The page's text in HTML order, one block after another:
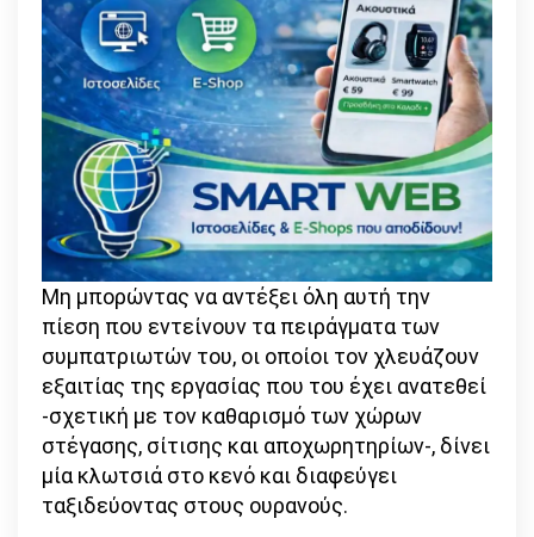
Μη μπορώντας να αντέξει όλη αυτή την
πίεση που εντείνουν τα πειράγματα των
συμπατριωτών του, οι οποίοι τον χλευάζουν
εξαιτίας της εργασίας που του έχει ανατεθεί
-σχετική με τον καθαρισμό των χώρων
στέγασης, σίτισης και αποχωρητηρίων-, δίνει
μία κλωτσιά στο κενό και διαφεύγει
ταξιδεύοντας στους ουρανούς.